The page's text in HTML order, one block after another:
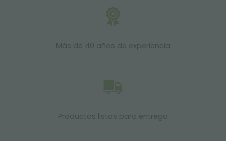
Más de 40 años de experiencia
Productos listos para entrega